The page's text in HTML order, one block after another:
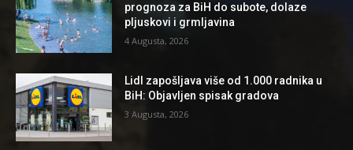
prognoza za BiH do subote, dolaze
pljuskovi i grmljavina
4 Augusta, 2026
Lidl zapošljava više od 1.000 radnika u
BiH: Objavljen spisak gradova
3 Augusta, 2026